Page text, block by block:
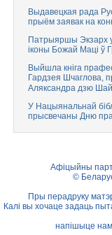
Выдавецкая рада
прыём заявак на
Патрыяршы Экзарх
іконы Божай Маці ў
Выйшла кніга
Гардзея Шчаглова,
Аляксандра дзю
У Нацыянальнай
прысвечаны Дню
Афіцыйны
©
Пры перадруку
Калі вы хочаце задаць
напішыце